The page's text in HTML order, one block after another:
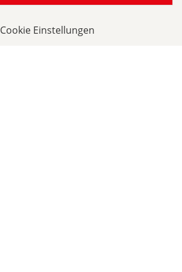
Cookie Einstellungen